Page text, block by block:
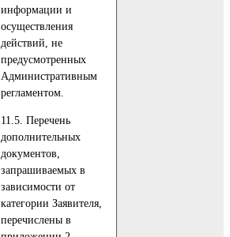
информации и
осуществления
действий, не
предусмотренных
Административным
регламентом.
11.5. Перечень
дополнительных
документов,
запрашиваемых в
зависимости от
категории Заявителя,
перечислены в